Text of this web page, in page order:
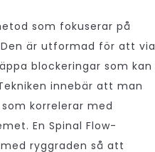
som fokuserar på
är utformad för att via
blockeringar som kan
innebär att man
korrelerar med
En Spinal Flow-
ryggraden så att